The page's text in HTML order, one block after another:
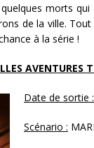
morts
de la ville.
à la série !
AVENTURES
Date de sortie :
Scénario :